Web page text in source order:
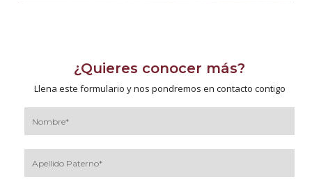
¿Quieres conocer más?
Llena este formulario y nos pondremos en contacto contigo